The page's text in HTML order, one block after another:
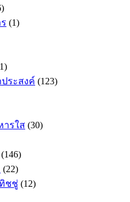
(1)
ระสงค์ (123)
ารใส (30)
(146)
(22)
ชชู่ (12)